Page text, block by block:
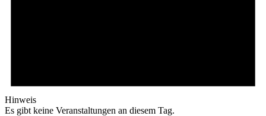
Hinweis
Es gibt keine Veranstaltungen an diesem Tag.